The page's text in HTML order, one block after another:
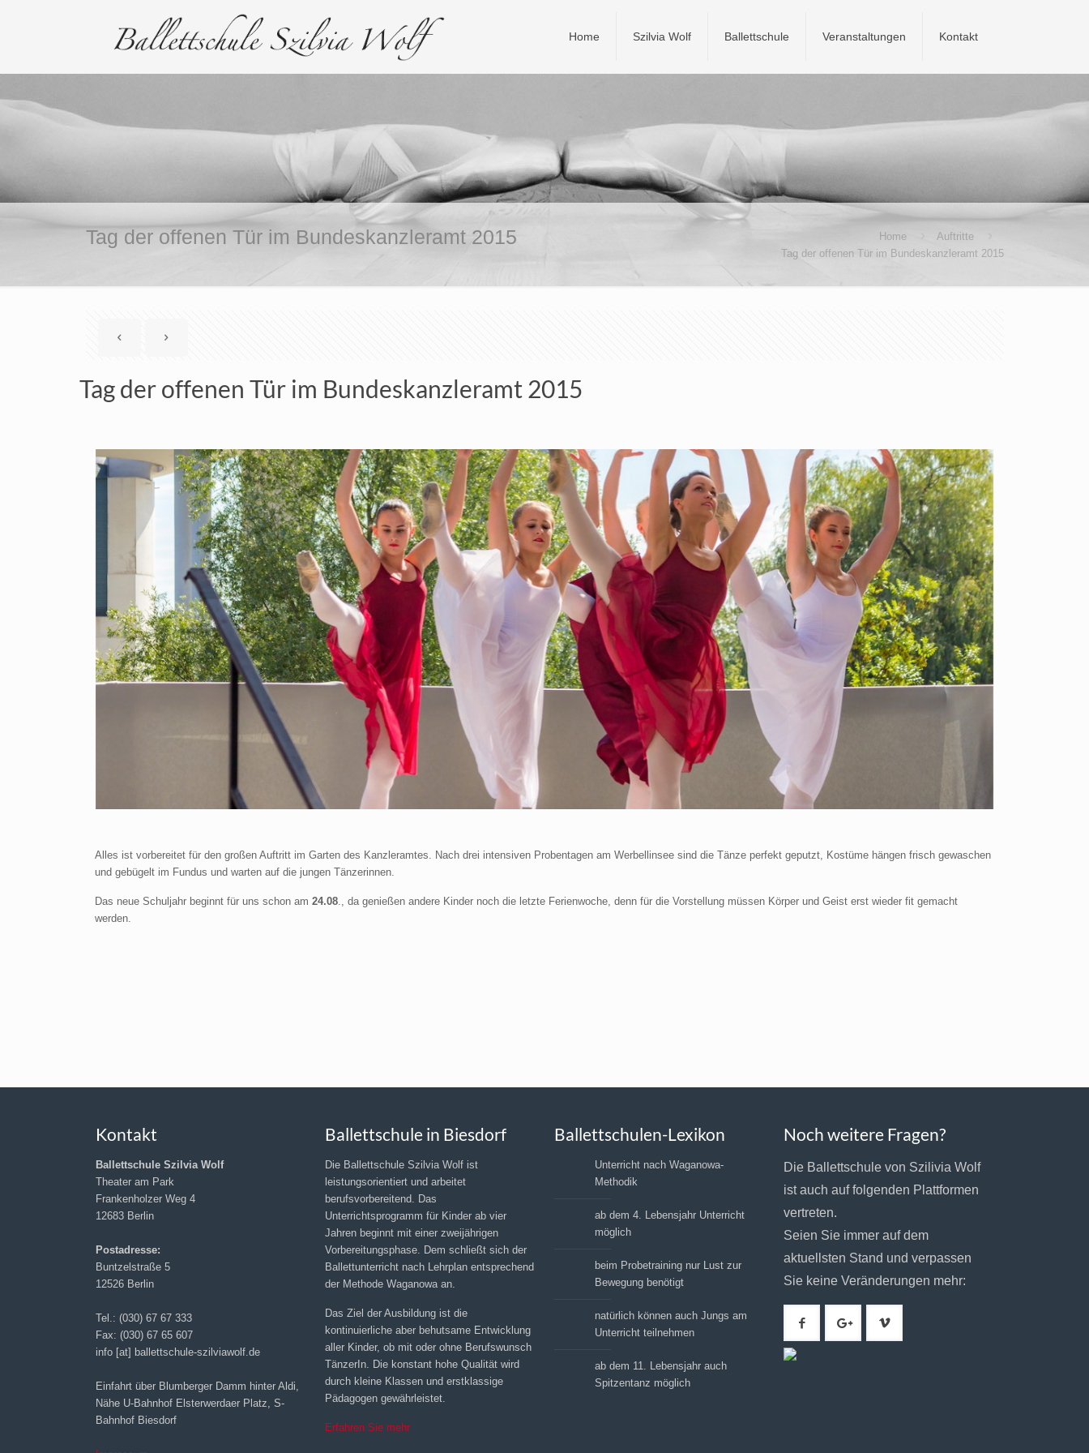
Home Szilvia Wolf Ballettschule Veranstaltungen Kontakt
Tag der offenen Tür im Bundeskanzleramt 2015 Home
Auftritte
Tag der offenen Tür im Bundeskanzleramt 2015
Tag der offenen Tür im Bundeskanzleramt 2015
Alles ist vorbereitet für den großen Auftritt im Garten des Kanzleramtes. Nach drei intensiven Probentagen am Werbellinsee sind die Tänze perfekt geputzt, Kostüme hängen frisch gewaschen
und gebügelt im Fundus und warten auf die jungen Tänzerinnen.
Das neue Schuljahr beginnt für uns schon am 24.08., da genießen andere Kinder noch die letzte Ferienwoche, denn für die Vorstellung müssen Körper und Geist erst wieder fit gemacht
werden.
Kontakt
Ballettschule Szilvia Wolf
Theater am Park
Frankenholzer Weg 4
12683 Berlin
Postadresse:
Buntzelstraße 5
12526 Berlin
Tel.: (030) 67 67 333
Fax: (030) 67 65 607
info [at] ballettschule-szilviawolf.de
Einfahrt über Blumberger Damm hinter Aldi,
Nähe U-Bahnhof Elsterwerdaer Platz, S-
Bahnhof Biesdorf
Ballettschule in Biesdorf
Die Ballettschule Szilvia Wolf ist
leistungsorientiert und arbeitet
berufsvorbereitend. Das
Unterrichtsprogramm für Kinder ab vier
Jahren beginnt mit einer zweijährigen
Vorbereitungsphase. Dem schließt sich der
Ballettunterricht nach Lehrplan entsprechend
der Methode Waganowa an.
Das Ziel der Ausbildung ist die
kontinuierliche aber behutsame Entwicklung
aller Kinder, ob mit oder ohne Berufswunsch
TänzerIn. Die konstant hohe Qualität wird
durch kleine Klassen und erstklassige
Pädagogen gewährleistet.
Erfahren Sie mehr
Ballettschulen-Lexikon
Unterricht nach Waganowa-
Methodik
ab dem 4. Lebensjahr Unterricht
möglich
beim Probetraining nur Lust zur
Bewegung benötigt
natürlich können auch Jungs am
Unterricht teilnehmen
ab dem 11. Lebensjahr auch
Spitzentanz möglich
Noch weitere Fragen?
Die Ballettschule von Szilivia Wolf
ist auch auf folgenden Plattformen
vertreten.
Seien Sie immer auf dem
aktuellsten Stand und verpassen
Sie keine Veränderungen mehr: